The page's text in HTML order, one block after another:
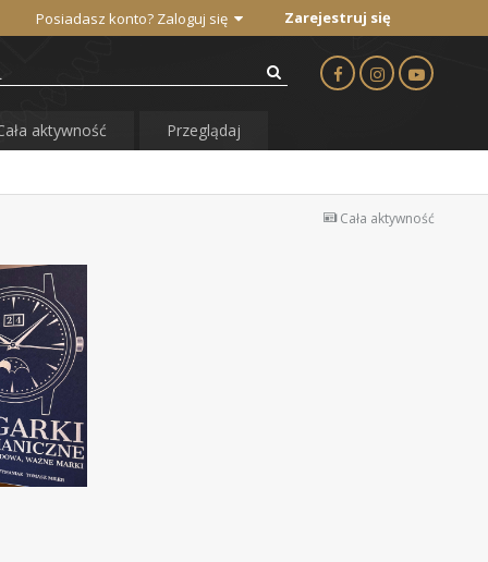
Posiadasz konto? Zaloguj się Zarejestruj się
aktywność Przeglądaj
Cała aktywność